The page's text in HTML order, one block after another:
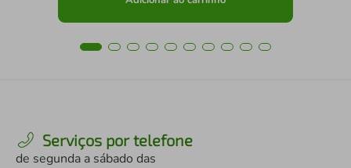
Serviços por telefone
de segunda a sábado das